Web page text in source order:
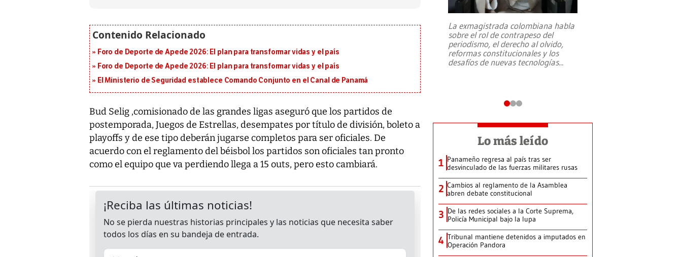
Foro de Deporte de Apede 2026: El plan para transformar vidas y el país
Foro de Deporte de Apede 2026: El plan para transformar vidas y el país
El Ministerio de Seguridad establece Comando Conjunto en el Canal de Panamá
Bud Selig ,comisionado de las grandes ligas aseguró que los partidos de
postemporada, Juegos de Estrellas, desempates por título de división, boleto a
playoffs y de ese tipo deberán jugarse completos para ser oficiales. De
acuerdo con el reglamento del béisbol los partidos son oficiales tan pronto
como el equipo que va perdiendo llega a 15 outs, pero esto cambiará.
al sur de Japón, provocando una
La exmagistrada colombiana habla
sobre el rol de contrapeso del
periodismo, el derecho al olvido,
reformas constitucionales y los
desafíos de nuevas tecnologías...
Lo más leído
1 Panameño regresa al país tras ser
desvinculado de las fuerzas militares rusas
2 Cambios al reglamento de la Asamblea
abren debate constitucional
3 De las redes sociales a la Corte Suprema,
Policía Municipal bajo la lupa
4 Tribunal mantiene detenidos a imputados en
Operación Pandora